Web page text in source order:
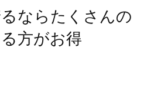
ならたくさんの
方がお得